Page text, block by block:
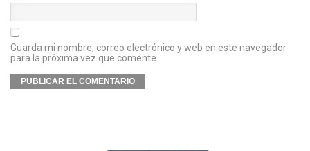
Guarda mi nombre, correo electrónico y web en este navegador
para la próxima vez que comente.